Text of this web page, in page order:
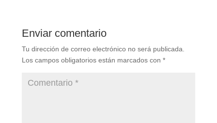
Enviar comentario
Tu dirección de correo electrónico no será publicada.
Los campos obligatorios están marcados con *